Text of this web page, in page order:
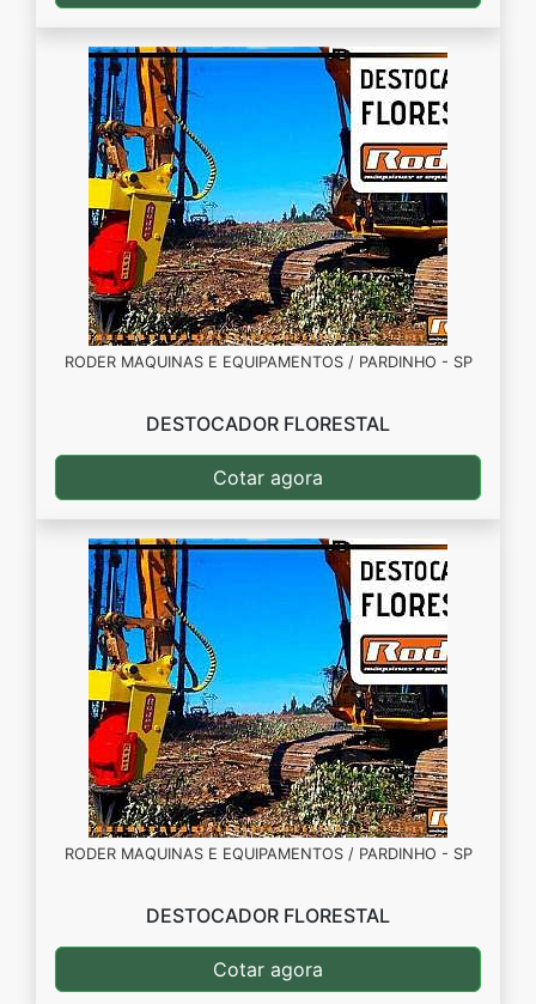
RODER MAQUINAS E EQUIPAMENTOS / PARDINHO - SP
DESTOCADOR FLORESTAL
Cotar agora
RODER MAQUINAS E EQUIPAMENTOS / PARDINHO - SP
DESTOCADOR FLORESTAL
Cotar agora